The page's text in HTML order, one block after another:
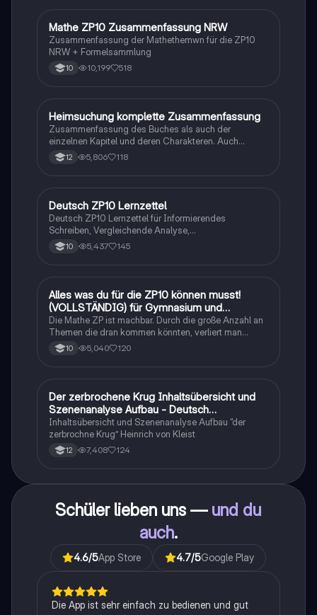
Mathe
Mathe ZP10 Zusammenfassung NRW
Zusammenfassung der Mathethemwn für die ZP10
NRW + Formelsammlung
10 10,199 518
Deutsch
Heimsuchung komplette Zusammenfassung
Zusammenfassung des Buches als auch der
einzelnen Kapitel und deren Charakteren. Auch
tabellarisch. Im Unterricht ohne KI erstellt
12 5,806 118
Deutsch
Deutsch ZP10 Lernzettel
Deutsch ZP10 Lernzettel für Informierendes
Schreiben, Vergleichende Analyse,
Sachtexte/Roman/Gedicht..
10 5,437 145
Mathe
Alles was du für die ZP10 können musst!
(VOLLSTÄNDIG) für Gymnasium und
Realschule
Die Mathe ZP ist machbar. Durch die große Anzahl an
Themen die dran kommen könnten, verliert man
schnell den Überblick. Also habe ich von den kleinsten
Themen bis hin zu den größten alles
10 5,040 120
Deutsch
Der zerbrochene Krug Inhaltsübersicht und
Szenenanalyse Aufbau - Deutsch
Q1/Q2/Abitur
Inhaltsübersicht und Szenenanalyse Aufbau “der
zerbrochne Krug” Heinrich von Kleist
12 7,408 124
Schüler lieben uns — und du
auch.
4.6/5App Store 4.7/5Google Play
Die App ist sehr einfach zu bedienen und gut